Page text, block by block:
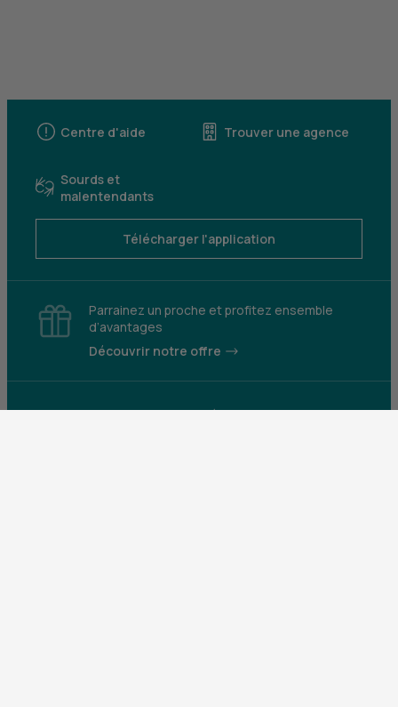
Centre d'aide Trouver une agence
Sourds et
malentendants
Télécharger l'application
Parrainez un proche et profitez ensemble
d’avantages
Découvrir notre offre
Mentions légales